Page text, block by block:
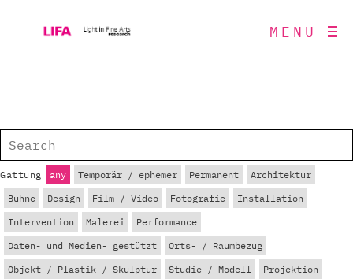
MENU
Gattung any Temporär / ephemer Permanent
Architektur
Bühne
Design Film / Video Fotografie
Installation
Intervention
Malerei
Performance
Daten- und Medien- gestützt
Orts- / Raumbezug
Objekt / Plastik / Skulptur
Studie / Modell
Projektion